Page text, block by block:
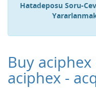
Hatadeposu Soru-
Buy
aciphex -